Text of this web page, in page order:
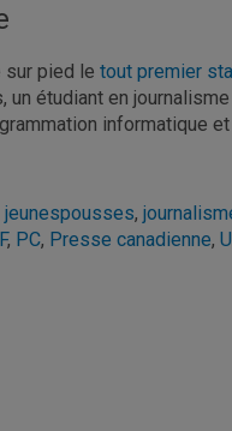
sur pied le tout premier
un étudiant en
informatique
jeunespousses,
, PC, Presse canadienne,